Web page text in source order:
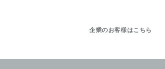
企業のお客様はこちら